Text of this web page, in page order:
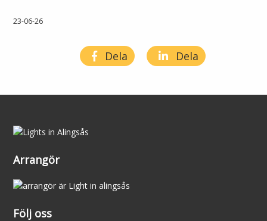
Badtemperaturer i Alingsås
Jobba hos oss
Årsredovisning
23-06-26
Dela Dela
Arrangör
Följ oss